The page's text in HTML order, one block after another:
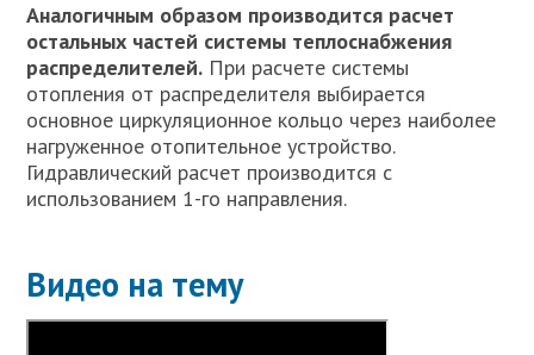
Аналогичным образом производится расчет
остальных частей системы теплоснабжения
распределителей. При расчете системы
отопления от распределителя выбирается
основное циркуляционное кольцо через наиболее
нагруженное отопительное устройство.
Гидравлический расчет производится с
использованием 1-го направления.
Видео на тему